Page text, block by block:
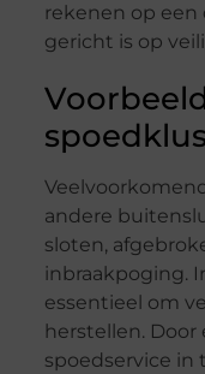
rekenen op
gericht is op
andere
sloten,
inbraakpoging.
essentieel om
herstellen.
spoedservice in